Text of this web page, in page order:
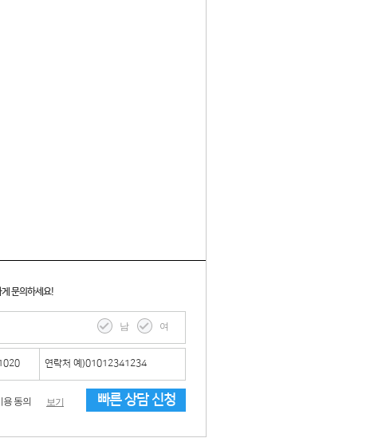
문의하세요!
남 여
용 동의 보기 빠른 상담 신청